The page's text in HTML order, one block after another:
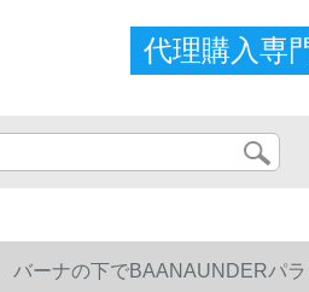
代理購入専
バーナの下でBAANAUNDERパ